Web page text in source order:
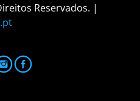
Reservados. |